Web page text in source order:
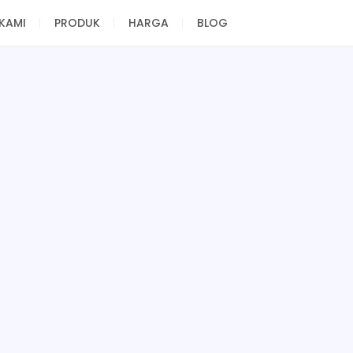
PRODUK HARGA BLOG